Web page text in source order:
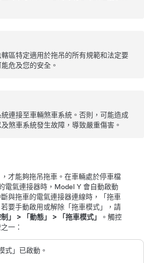
區特定適用於拖吊的所有規範和法定要
危及您的安全。
連接至車輛煞車系統。否則，可能造成
煞車系統發生故障，導致嚴重傷害。
才能夠拖吊拖車。在車輛處於停車檔
電氣連接器時， Model Y 會自動啟動
斷與拖車的電氣連接器連線時，「拖車
要手動啟用或解除「拖車模式」，請
」 > 「動態」 > 「拖車模式」
。觸控
一：
式」已啟動。